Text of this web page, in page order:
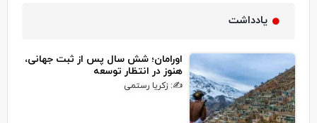
یادداشت
اورامان؛ شش سال پس از ثبت جهانی،
هنوز در انتظار توسعه
✍: زکریا رستمی